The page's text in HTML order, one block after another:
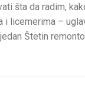
šta da radim,
licemerima –
Štetin